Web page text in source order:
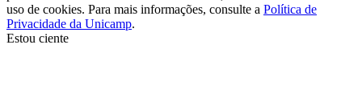
uso de cookies. Para mais informações, consulte a Política de
Privacidade da Unicamp.
Estou ciente